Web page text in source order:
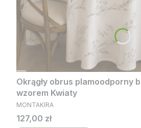
Okrągły obrus plamoodporny
wzorem Kwiaty
PRODUCENT
MONTAKIRA
Cena
127,00 zł